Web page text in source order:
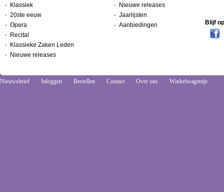
Klassiek
20ste eeuw
Opera
Recital
Klassieke Zaken Leden
Nieuwe releases
Nieuwe releases
Jaarlijsten
Aanbiedingen
Blijf
Nieuwsbrief Inloggen Bestellen Contact Over ons Winkelwagentje